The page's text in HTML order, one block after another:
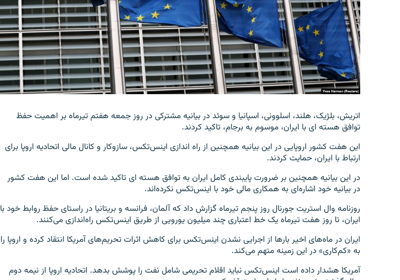
اتریش، بلژیک، هلند، اسلوونی، اسپانیا و سوئد در بیانیه مشترکی در روز جمعه هفتم تیرماه بر اهمیت حفظ
توافق هسته ای با ایران، موسوم به برجام، تاکید کردند.
این هفت کشور اروپایی در این بیانیه همچنین از راه اندازی اینس‌تکس، سازوکار و کانال مالی اتحادیه اروپا برای
ارتباط با ایران، حمایت کردند.
در این بیانیه همچنین بر ضرورت پایبندی کامل ایران به توافق هسته ای تاکید شده است. اما این هفت کشور
در بیانیه خود اشاره‌ای به همکاری مالی خود با اینس‌تکس نکرده‌اند.
روزنامه وال استریت جورنال روز پنجم تیرماه گزارش داد که آلمان، فرانسه و بریتانیا در راستای حفظ روابط خود با
ایران، تا روز هفت تیرماه یک خط اعتباری چند میلیون یورویی از طریق اینس‌تکس راه‌اندازی می‌کنند.
ایران در ماه‌های اخیر بارها از اجرایی نشدن اینس‌تکس برای کاهش اثرات تحریم‌های آمریکا انتقاد کرده و اروپا را
به «کم‌کاری» در این زمینه متهم می‌کند.
آمریکا هشدار داده است اینس‌تکس نباید اقلام تحریمی شامل نفت را پوشش بدهد. اتحادیه اروپا از نیمه دوم